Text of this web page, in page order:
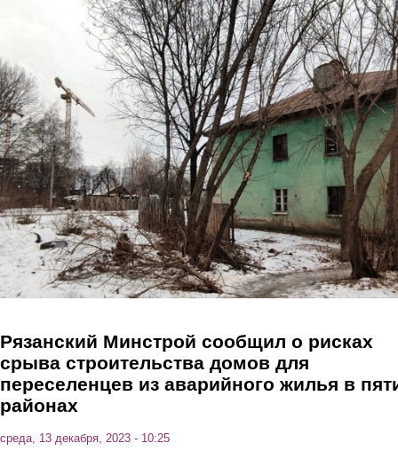
Перейти к основному содержанию
Рязанский Минстрой сообщил о рисках
срыва строительства домов для
переселенцев из аварийного жилья в
районах
среда, 13 декабря, 2023 - 10:25